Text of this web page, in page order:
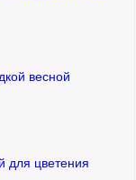
весной
для цветения